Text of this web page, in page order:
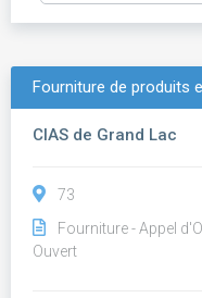
Fourniture de produits
CIAS de Grand Lac
73
Fourniture - Appel
Ouvert